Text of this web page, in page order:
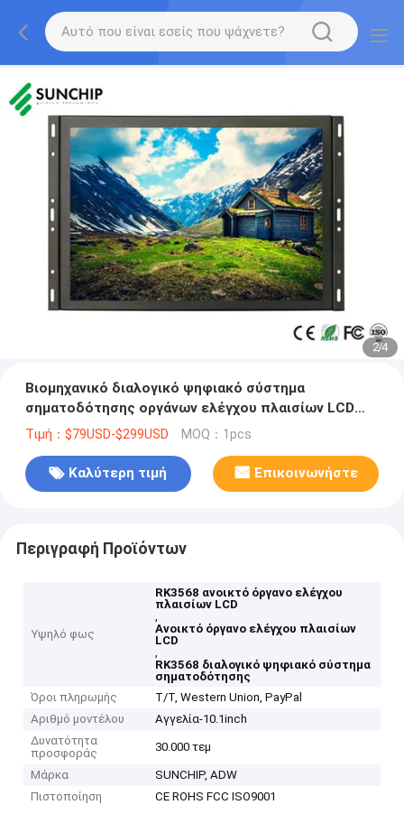
2/4
Βιομηχανικό διαλογικό ψηφιακό σύστημα
σηματοδότησης οργάνων ελέγχου πλαισίων LCD
8/10.1/13.3/15.6inch ανοικτό
Τιμή：$79USD-$299USD MOQ：1pcs
Καλύτερη τιμή Επικοινωνήστε
Περιγραφή Προϊόντων
Υψηλό φως
RK3568 ανοικτό όργανο ελέγχου
πλαισίων LCD
,
Ανοικτό όργανο ελέγχου πλαισίων
LCD
,
RK3568 διαλογικό ψηφιακό σύστημα
σηματοδότησης
Όροι πληρωμής
T/T, Western Union, PayPal
Αριθμό μοντέλου
Αγγελία-10.1inch
Δυνατότητα
προσφοράς
30.000 τεμ
Μάρκα
SUNCHIP, ADW
Πιστοποίηση
CE ROHS FCC ISO9001